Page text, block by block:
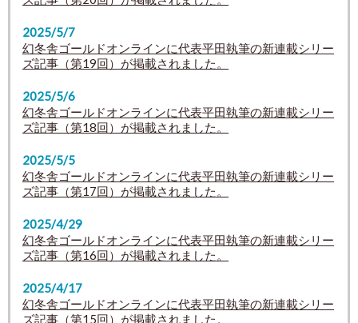
2025/5/7
幻冬舎ゴールドオンラインに代表平田執筆の新連載シリー
ズ記事（第19回）が掲載されました。
2025/5/6
幻冬舎ゴールドオンラインに代表平田執筆の新連載シリー
ズ記事（第18回）が掲載されました。
2025/5/5
幻冬舎ゴールドオンラインに代表平田執筆の新連載シリー
ズ記事（第17回）が掲載されました。
2025/4/29
幻冬舎ゴールドオンラインに代表平田執筆の新連載シリー
ズ記事（第16回）が掲載されました。
2025/4/17
幻冬舎ゴールドオンラインに代表平田執筆の新連載シリー
ズ記事（第15回）が掲載されました。